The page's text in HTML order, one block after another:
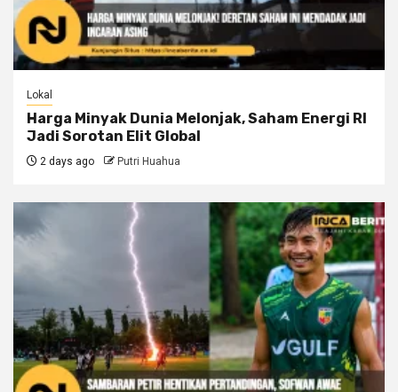
Lokal
Harga Minyak Dunia Melonjak, Saham Energi RI
Jadi Sorotan Elit Global
2 days ago Putri Huahua